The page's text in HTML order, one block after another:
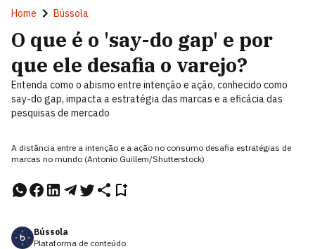
Home Bússola
O que é o 'say-do gap' e por
que ele desafia o varejo?
Entenda como o abismo entre intenção e ação, conhecido como
say-do gap, impacta a estratégia das marcas e a eficácia das
pesquisas de mercado
A distância entre a intenção e a ação no consumo desafia estratégias de
marcas no mundo (Antonio Guillem/Shutterstock)
Bússola
Plataforma de conteúdo